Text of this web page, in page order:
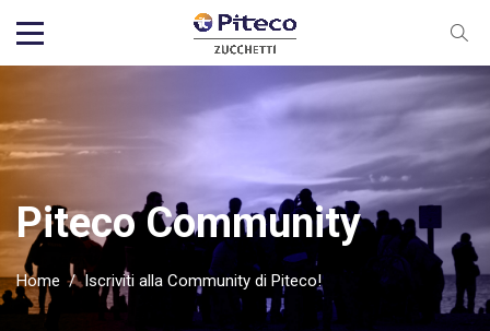
Piteco Community
Home / Iscriviti alla Community di Piteco!